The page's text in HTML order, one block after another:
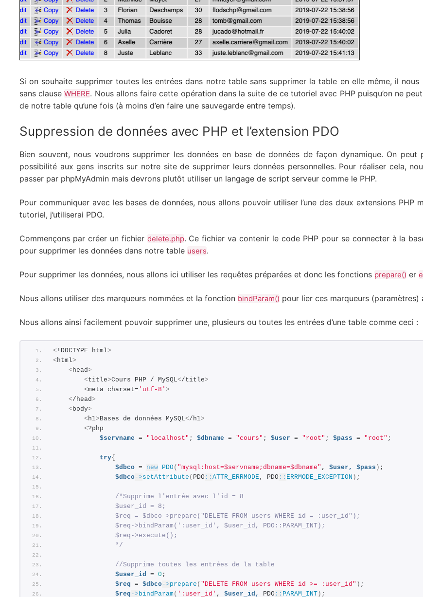
Si on souhaite supprimer toutes les entrées dans notre table sans supprimer la table en elle même, il nous
sans clauseWHERE. Nous allons faire cette opération dans la suite de ce tutoriel avec PHP puisqu’on ne
de notre table qu’une fois (à moins d’en faire une sauvegarde entre temps).
Suppression de données avec PHP et l’extension PDO
Bien souvent, nous voudrons supprimer les données en base de données de façon dynamique. On peut
possibilité aux gens inscrits sur notre site de supprimer leurs données personnelles. Pour réaliser cela,
passer par phpMyAdmin mais devrons plutôt utiliser un langage de script serveur comme le PHP.
Pour communiquer avec les bases de données, nous allons pouvoir utiliser l’une des deux extensions PHP
tutoriel, j’utiliserai PDO.
Commençons par créer un fichier delete.php. Ce fichier va contenir le code PHP pour se connecter à la
pour supprimer les données dans notre table users.
Pour supprimer les données, nous allons ici utiliser les requêtes préparées et donc les fonctions prepare() er
Nous allons utiliser des marqueurs nommées et la fonction bindParam() pour lier ces marqueurs (paramètres)
Nous allons ainsi facilement pouvoir supprimer une, plusieurs ou toutes les entrées d’une table comme ceci :
< !DOCTYPE html>
< html>
< head>
<title>Cours PHP / MySQL</title>
<meta charset= 'utf-8' >
</head>
< body>
< h1>Bases de données MySQL</h1>
<?php
$servname = "localhost" ; $dbname = "cours" ; $user = "root" ; $pass = "root" ;
try{
$dbco = new PDO( "mysql:host=$servname;dbname=$dbname" , $user, $pass ) ;
$dbco->setAttribute ( PDO :: ATTR_ERRMODE, PDO :: ERRMODE_EXCEPTION ) ;
/*Supprime l'entrée avec l'id = 8
                $user_id = 8;
                $req = $dbco->prepare("DELETE FROM users WHERE id = :user_id");
                $req->bindParam(':user_id', $user_id, PDO::PARAM_INT);
                $req->execute();
                */
//Supprime toutes les entrées de la table
$user_id
= 0 ;
$req = $dbco->prepare ( "DELETE FROM users WHERE id >= :user_id" ) ;
$req -> bindParam( ':user_id' , $user_id, PDO :: PARAM_INT) ;